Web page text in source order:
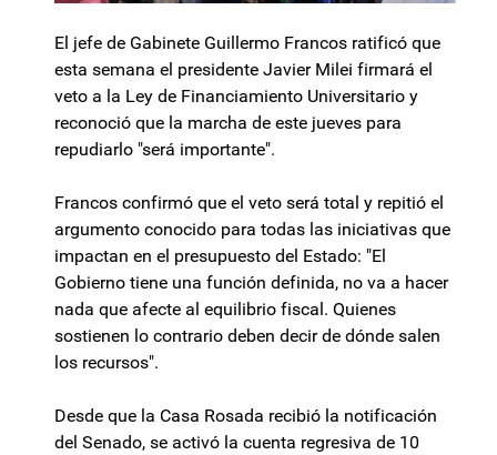
El jefe de Gabinete Guillermo Francos ratificó que
esta semana el presidente Javier Milei firmará el
veto a la Ley de Financiamiento Universitario y
reconoció que la marcha de este jueves para
repudiarlo "será importante".
Francos confirmó que el veto será total y repitió el
argumento conocido para todas las iniciativas que
impactan en el presupuesto del Estado: "El
Gobierno tiene una función definida, no va a hacer
nada que afecte al equilibrio fiscal. Quienes
sostienen lo contrario deben decir de dónde salen
los recursos".
Desde que la Casa Rosada recibió la notificación
del Senado, se activó la cuenta regresiva de 10